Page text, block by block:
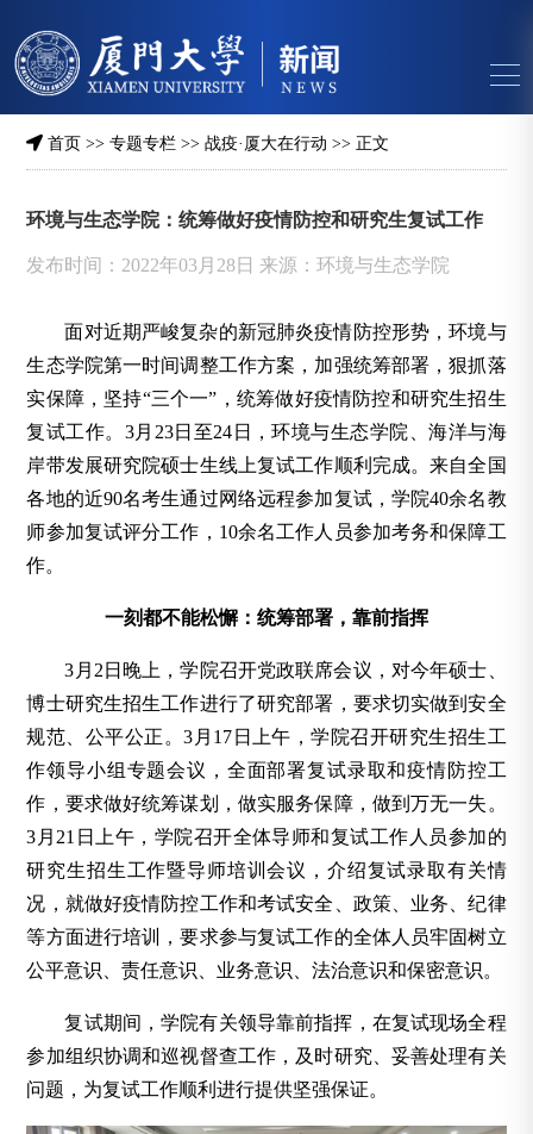
首页 >>专题专栏 >>战疫·厦大在行动 >> 正文
环境与生态学院：统筹做好疫情防控和研究生复试工作
发布时间：2022年03月28日 来源：环境与生态学院
面对近期严峻复杂的新冠肺炎疫情防控形势，环境与
生态学院第一时间调整工作方案，加强统筹部署，狠抓落
实保障，坚持“三个一”，统筹做好疫情防控和研究生招生
复试工作。3月23日至24日，环境与生态学院、海洋与海
岸带发展研究院硕士生线上复试工作顺利完成。来自全国
各地的近90名考生通过网络远程参加复试，学院40余名教
师参加复试评分工作，10余名工作人员参加考务和保障工
作。
一刻都不能松懈：统筹部署，靠前指挥
3月2日晚上，学院召开党政联席会议，对今年硕士、
博士研究生招生工作进行了研究部署，要求切实做到安全
规范、公平公正。3月17日上午，学院召开研究生招生工
作领导小组专题会议，全面部署复试录取和疫情防控工
作，要求做好统筹谋划，做实服务保障，做到万无一失。
3月21日上午，学院召开全体导师和复试工作人员参加的
研究生招生工作暨导师培训会议，介绍复试录取有关情
况，就做好疫情防控工作和考试安全、政策、业务、纪律
等方面进行培训，要求参与复试工作的全体人员牢固树立
公平意识、责任意识、业务意识、法治意识和保密意识。
复试期间，学院有关领导靠前指挥，在复试现场全程
参加组织协调和巡视督查工作，及时研究、妥善处理有关
问题，为复试工作顺利进行提供坚强保证。